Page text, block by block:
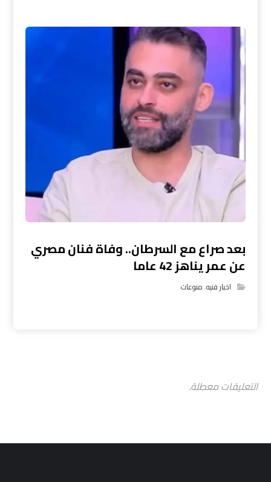
بعد صراع مع السرطان.. وفاة فنان مصري
عن عمر يناهز 42 عاما
اخبار فنيه,منوعات
التعليقات معطلة.